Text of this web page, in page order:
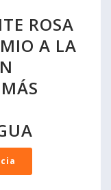
ROSA
A LA